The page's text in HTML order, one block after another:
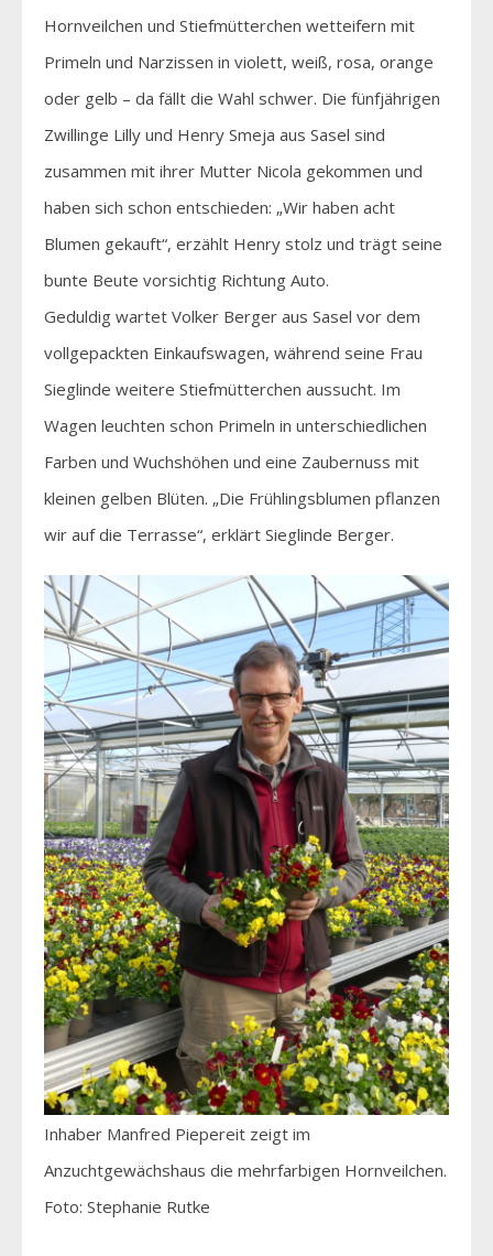
Hornveilchen und Stiefmütterchen wetteifern mit
Primeln und Narzissen in violett, weiß, rosa, orange
oder gelb – da fällt die Wahl schwer. Die fünfjährigen
Zwillinge Lilly und Henry Smeja aus Sasel sind
zusammen mit ihrer Mutter Nicola gekommen und
haben sich schon entschieden: „Wir haben acht
Blumen gekauft“, erzählt Henry stolz und trägt seine
bunte Beute vorsichtig Richtung Auto.
Geduldig wartet Volker Berger aus Sasel vor dem
vollgepackten Einkaufswagen, während seine Frau
Sieglinde weitere Stiefmütterchen aussucht. Im
Wagen leuchten schon Primeln in unterschiedlichen
Farben und Wuchshöhen und eine Zaubernuss mit
kleinen gelben Blüten. „Die Frühlingsblumen pflanzen
wir auf die Terrasse“, erklärt Sieglinde Berger.
Inhaber Manfred Piepereit zeigt im
Anzuchtgewächshaus die mehrfarbigen Hornveilchen.
Foto: Stephanie Rutke